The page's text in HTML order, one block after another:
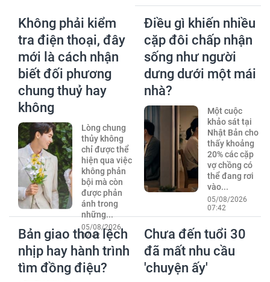
Không phải kiểm
tra điện thoại, đây
mới là cách nhận
biết đối phương
chung thuỷ hay
không
Lòng chung
thủy không
chỉ được thể
hiện qua việc
không phản
bội mà còn
được phản
ánh trong
những...
05/08/2026
07:42
Điều gì khiến nhiều
cặp đôi chấp nhận
sống như người
dưng dưới một mái
nhà?
Một cuộc
khảo sát tại
Nhật Bản cho
thấy khoảng
20% các cặp
vợ chồng có
thể đang rơi
vào...
05/08/2026
07:42
Bản giao thoa lệch
nhịp hay hành trình
tìm đồng điệu?
Chưa đến tuổi 30
đã mất nhu cầu
'chuyện ấy'